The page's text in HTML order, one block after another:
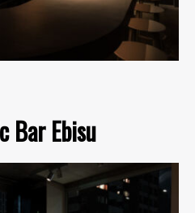
Bar Ebisu